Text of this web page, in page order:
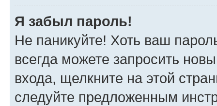
Я забыл пароль!
Не паникуйте! Хоть ваш
всегда можете запросить
входа, щелкните на этой
следуйте предложенным